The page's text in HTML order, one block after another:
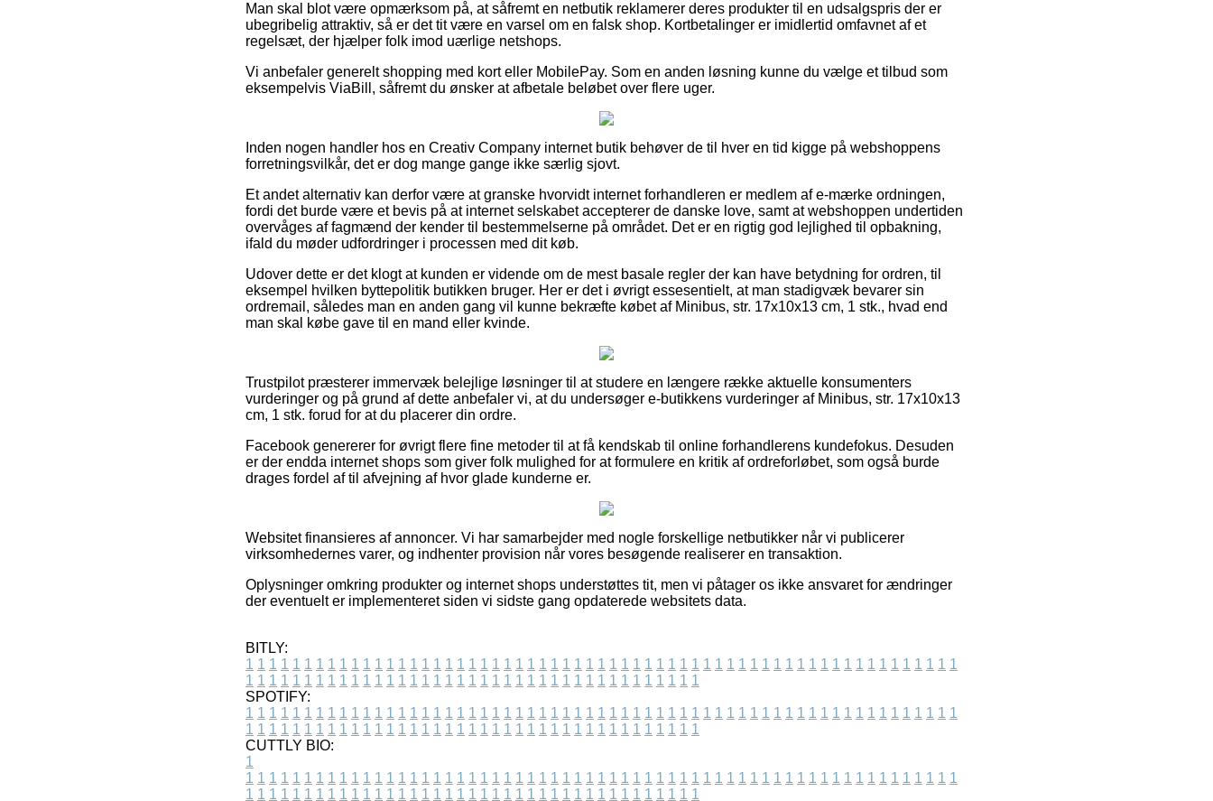
Man skal blot være opmærksom på, at såfremt en netbutik reklamerer deres produkter til en udsalgspris der er
ubegribelig attraktiv, så er det tit være en varsel om en falsk shop. Kortbetalinger er imidlertid omfavnet af et
regelsæt, der hjælper folk imod uærlige netshops.
Vi anbefaler generelt shopping med kort eller MobilePay. Som en anden løsning kunne du vælge et tilbud som
eksempelvis ViaBill, såfremt du ønsker at afbetale beløbet over flere uger.
Inden nogen handler hos en Creativ Company internet butik behøver de til hver en tid kigge på webshoppens
forretningsvilkår, det er dog mange gange ikke særlig sjovt.
Et andet alternativ kan derfor være at granske hvorvidt internet forhandleren er medlem af e-mærke ordningen,
fordi det burde være et bevis på at internet selskabet accepterer de danske love, samt at webshoppen undertiden
overvåges af fagmænd der kender til bestemmelserne på området. Det er en rigtig god lejlighed til opbakning,
ifald du møder udfordringer i processen med dit køb.
Udover dette er det klogt at kunden er vidende om de mest basale regler der kan have betydning for ordren, til
eksempel hvilken byttepolitik butikken bruger. Her er det i øvrigt essesentielt, at man stadigvæk bevarer sin
ordremail, således man en anden gang vil kunne bekræfte købet af Minibus, str. 17x10x13 cm, 1 stk., hvad end
man skal købe gave til en mand eller kvinde.
Trustpilot præsterer immervæk belejlige løsninger til at studere en længere række aktuelle konsumenters
vurderinger og på grund af dette anbefaler vi, at du undersøger e-butikkens vurderinger af Minibus, str. 17x10x13
cm, 1 stk. forud for at du placerer din ordre.
Facebook genererer for øvrigt flere fine metoder til at få kendskab til online forhandlerens kundefokus. Desuden
er der endda internet shops som giver folk mulighed for at formulere en kritik af ordreforløbet, som også burde
drages fordel af til afvejning af hvor glade kunderne er.
Websitet finansieres af annoncer. Vi har samarbejder med nogle forskellige netbutikker når vi publicerer
virksomhedernes varer, og indhenter provision når vores besøgende realiserer en transaktion.
Oplysninger omkring produkter og internet shops understøttes tit, men vi påtager os ikke ansvaret for ændringer
der eventuelt er implementeret siden vi sidste gang opdaterede websitets data.
BITLY:
1 1 1 1 1 1 1 1 1 1 1 1 1 1 1 1 1 1 1 1 1 1 1 1 1 1 1 1 1 1 1 1 1 1 1 1 1 1 1 1 1 1 1 1 1 1 1 1 1 1 1 1 1 1 1 1 1 1 1 1 1
1 1 1 1 1 1 1 1 1 1 1 1 1 1 1 1 1 1 1 1 1 1 1 1 1 1 1 1 1 1 1 1 1 1 1 1 1 1 1
SPOTIFY:
1 1 1 1 1 1 1 1 1 1 1 1 1 1 1 1 1 1 1 1 1 1 1 1 1 1 1 1 1 1 1 1 1 1 1 1 1 1 1 1 1 1 1 1 1 1 1 1 1 1 1 1 1 1 1 1 1 1 1 1 1
1 1 1 1 1 1 1 1 1 1 1 1 1 1 1 1 1 1 1 1 1 1 1 1 1 1 1 1 1 1 1 1 1 1 1 1 1 1 1
CUTTLY BIO:
1
1 1 1 1 1 1 1 1 1 1 1 1 1 1 1 1 1 1 1 1 1 1 1 1 1 1 1 1 1 1 1 1 1 1 1 1 1 1 1 1 1 1 1 1 1 1 1 1 1 1 1 1 1 1 1 1 1 1 1 1 1
1 1 1 1 1 1 1 1 1 1 1 1 1 1 1 1 1 1 1 1 1 1 1 1 1 1 1 1 1 1 1 1 1 1 1 1 1 1 1